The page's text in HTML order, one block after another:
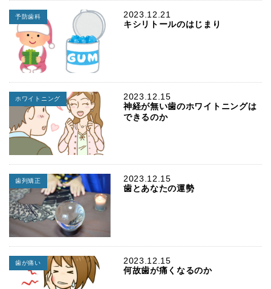
2023.12.21
予防歯科
キシリトールのはじまり
2023.12.15
ホワイトニング
神経が無い歯のホワイトニングは
できるのか
2023.12.15
歯列矯正
歯とあなたの運勢
2023.12.15
歯が痛い
何故歯が痛くなるのか